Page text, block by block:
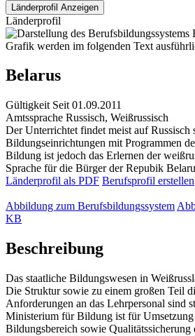
Länderprofil
Belarus
Gültigkeit Seit 01.09.2011
Amtssprache Russisch, Weißrussisch
Der Unterrichtet findet meist auf Russisch
Bildungseinrichtungen mit Programmen
Bildung ist jedoch das Erlernen der
Sprache für die Bürger der Repubik
Länderprofil als PDF Berufsprofil erstellen
Abbildung zum Berufsbildungssystem
KB
Beschreibung
Das staatliche Bildungswesen in
Die Struktur sowie zu einem großen Teil
Anforderungen an das Lehrpersonal sind
Ministerium für Bildung ist für
Bildungsbereich sowie